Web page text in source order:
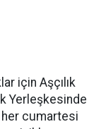
için Aşçılık
Yerleşkesinde
her cumartesi